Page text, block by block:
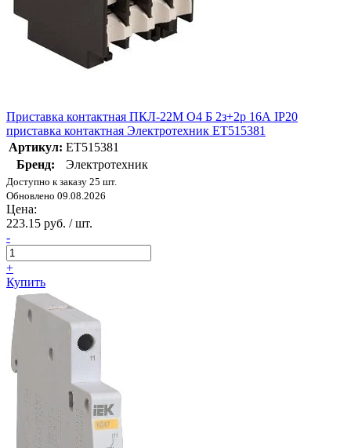
Приставка контактная ПКЛ-22М О4 Б 2з+2р 16А IP20
приставка контактная Электротехник ET515381
Артикул: ET515381
Бренд:
Электротехник
Доступно к заказу 25 шт.
Обновлено 09.08.2026
Цена:
223.15 руб. / шт.
-
+
Купить